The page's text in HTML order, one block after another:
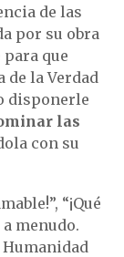
de las
por su obra
que
de la Verdad
disponerle
las
con su
“¡Qué
menudo.
Humanidad